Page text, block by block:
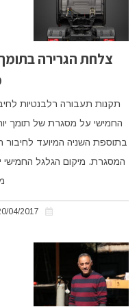
צלחת הגרירה
החמישי על מסגרת של תומך
בתוספת השניה המיועד לחיבור
מ